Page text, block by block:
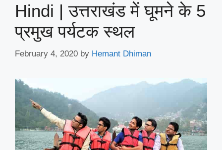
Hindi | उत्तराखंड में घूमने के 5
प्रमुख पर्यटक स्थल
February 4, 2020 by Hemant Dhiman